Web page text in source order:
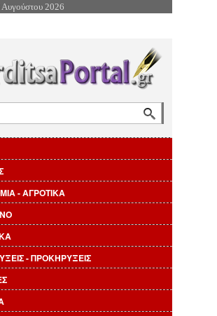
Επιστροφή στην Πλοήγηση
2026
- ΑΓΡΟΤΙΚΑ
- ΠΡΟΚΗΡΥΞΕΙΣ